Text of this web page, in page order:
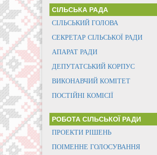
СІЛЬСЬКА РАДА
СІЛЬСЬКИЙ ГОЛОВА
СЕКРЕТАР СІЛЬСЬКОЇ РАДИ
АПАРАТ РАДИ
ДЕПУТАТСЬКИЙ КОРПУС
ВИКОНАВЧИЙ КОМІТЕТ
ПОСТІЙНІ КОМІСІЇ
РОБОТА СІЛЬСЬКОЇ РАДИ
ПРОЕКТИ РІШЕНЬ
ПОІМЕННЕ ГОЛОСУВАННЯ